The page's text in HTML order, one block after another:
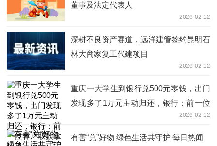
董事及法定代表人
2026-02-12
深耕不良资产赛道，远洋建管签约昆明石
林大商家复工代建项目
2026-02-12
重庆一大学生到银行兑500元零钱，出门
发现多了1万元主动归还，银行：前一位
2026-02-12
有害“兑”好物 绿色生活共守护 每日热闻